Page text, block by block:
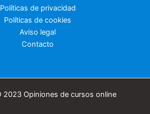
Políticas de privacidad
Políticas de cookies
Aviso legal
Contacto
Opiniones de cursos online